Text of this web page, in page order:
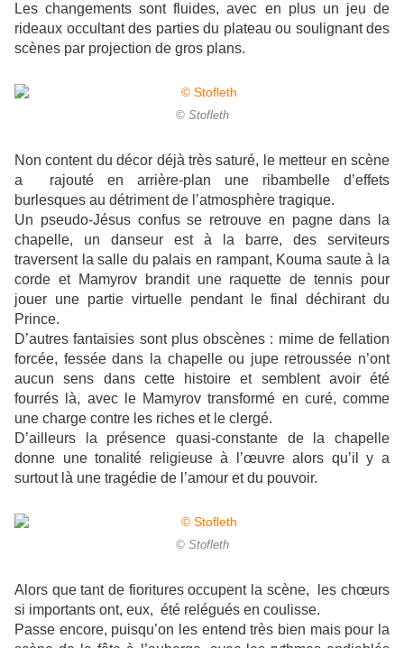
Les changements sont fluides, avec en plus un jeu de
rideaux occultant des parties du plateau ou soulignant des
scènes par projection de gros plans.
© Stofleth
Non content du décor déjà très saturé, le metteur en scène
a rajouté en arrière-plan une ribambelle d’effets
burlesques au détriment de l’atmosphère tragique.
Un pseudo-Jésus confus se retrouve en pagne dans la
chapelle, un danseur est à la barre, des serviteurs
traversent la salle du palais en rampant, Kouma saute à la
corde et Mamyrov brandit une raquette de tennis pour
jouer une partie virtuelle pendant le final déchirant du
Prince.
D’autres fantaisies sont plus obscènes : mime de fellation
forcée, fessée dans la chapelle ou jupe retroussée n’ont
aucun sens dans cette histoire et semblent avoir été
fourrés là, avec le Mamyrov transformé en curé, comme
une charge contre les riches et le clergé.
D’ailleurs la présence quasi-constante de la chapelle
donne une tonalité religieuse à l’œuvre alors qu’il y a
surtout là une tragédie de l’amour et du pouvoir.
© Stofleth
Alors que tant de fioritures occupent la scène, les chœurs
si importants ont, eux, été relégués en coulisse.
Passe encore, puisqu’on les entend très bien mais pour la